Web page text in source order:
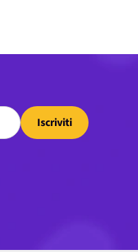
Iscriviti